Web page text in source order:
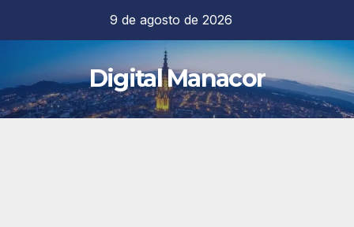
contenido
9 de agosto de 2026
Digital Manacor